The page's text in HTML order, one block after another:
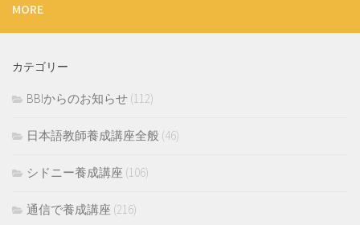
MORE
カテゴリー
BBIからのお知らせ (112)
日本語教師養成講座全般 (46)
シドニー養成講座 (106)
通信で養成講座 (216)